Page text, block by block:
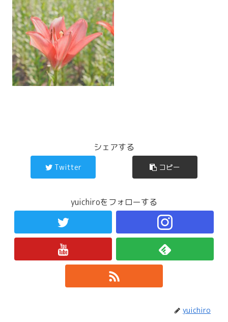
シェアする
Twitter コピー
yuichiroをフォローする
yuichiro